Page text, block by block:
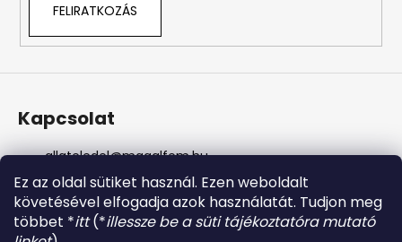
Ez az oldal sütiket használ. Ezen weboldalt
követésével elfogadja azok használatát. Tudjon meg
többet *itt(*illessze be a süti tájékoztatóra mutató
i
FELIRATKOZÁS
Kapcsolat
allateledel@magalfem.hu
+36 70 401 5088
https://www.facebook.com/profile.php?id=61574807
956737
magalfem_2013